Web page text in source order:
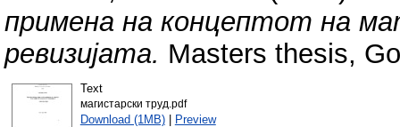
примена на концептот на
ревизијата. Masters thesis,
Text
магистарски труд.pdf
Download (1MB)| Preview